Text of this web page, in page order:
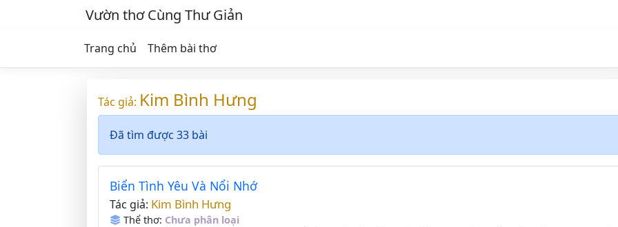
Vườn thơ Cùng Thư Giản
Trang chủ Thêm bài thơ
Tác giả: Kim Bình Hưng
Đã tìm được 33 bài
Biển Tình Yêu Và Nổi Nhớ
Tác giả: Kim Bình Hưng
Thể thơ: Chưa phân loại